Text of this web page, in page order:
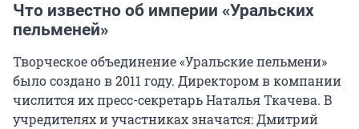
Что известно об империи «Уральских
пельменей»
Творческое объединение «Уральские пельмени»
было создано в 2011 году. Директором в компании
числится их пресс-секретарь Наталья Ткачева. В
учредителях и участниках значатся: Дмитрий